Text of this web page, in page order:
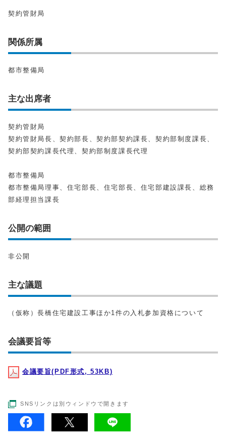
契約管財局
関係所属
都市整備局
主な出席者
契約管財局
契約管財局長、契約部長、契約部契約課長、契約部制度課長、
契約部契約課長代理、契約部制度課長代理
都市整備局
都市整備局理事、住宅部長、住宅部長、住宅部建設課長、総務
部経理担当課長
公開の範囲
非公開
主な議題
（仮称）長橋住宅建設工事ほか1件の入札参加資格について
会議要旨等
会議要旨(PDF形式, 53KB)
SNSリンクは別ウィンドウで開きます